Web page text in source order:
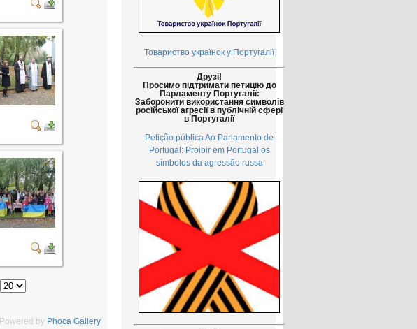
Powered by Phoca Gallery
Товариство українок у Португалії
Друзі!
Просимо підтримати петицію до
Парламенту Португалії:
Заборонити використання символів
російської агресії в публічній сфері
в Португалії
Petição pública Ao Parlamento de
Portugal: Proibir em Portugal os
símbolos da agressão russa